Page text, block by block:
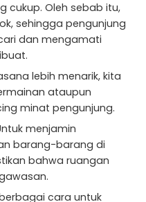
cukup. Oleh sebab itu,
sehingga pengunjung
dan mengamati
lebih menarik, kita
ataupun
minat pengunjung.
menjamin
barang-barang di
bahwa ruangan
cara untuk